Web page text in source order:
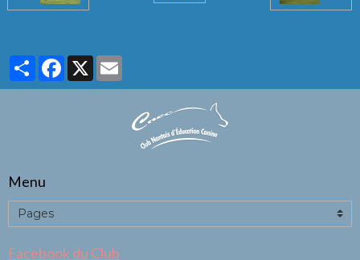
PartagerFacebook
Menu
Facebook du Club